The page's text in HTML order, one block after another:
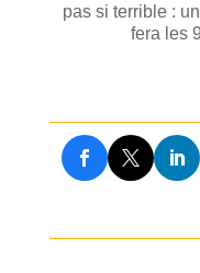
pas si terrible :
fera les